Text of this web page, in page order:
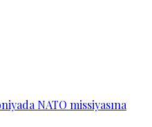
NATO missiyasına